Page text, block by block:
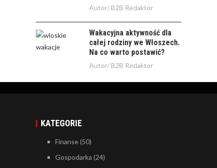
Autor/ B2B Redaktor
Wakacyjna aktywność dla
całej rodziny we Włoszech.
Na co warto postawić?
Autor/ B2B Redaktor
KATEGORIE
Finanse(50)
Gospodarka (24)